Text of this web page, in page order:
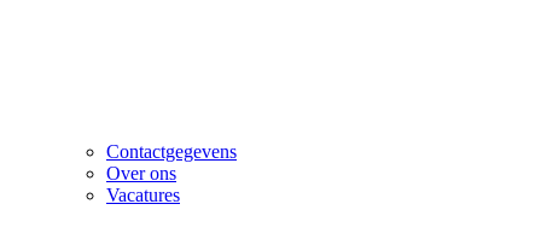
Contactgegevens
Over ons
Vacatures